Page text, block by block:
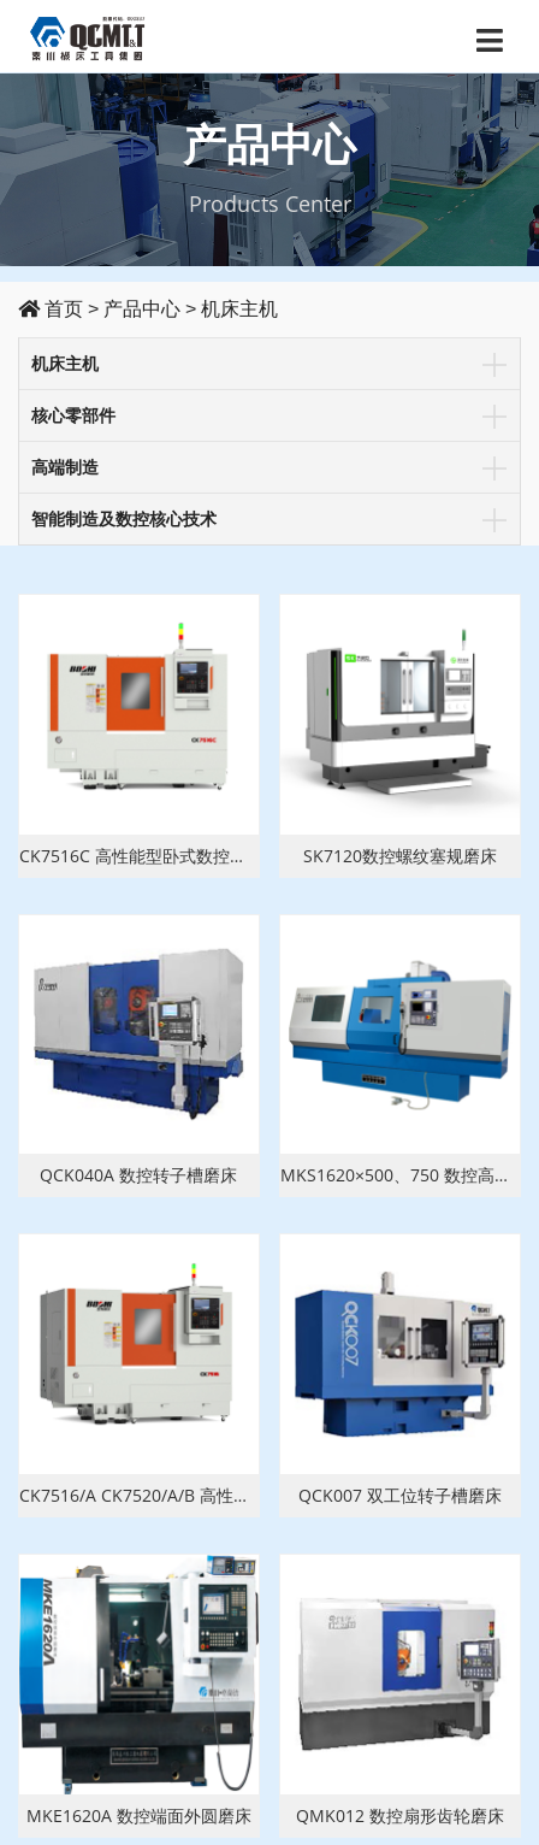
产品中心
Products Center
首页 > 产品中心 > 机床主机
机床主机
核心零部件
高端制造
智能制造及数控核心技术
CK7516C 高性能型卧式数控车床 SK7120数控螺纹塞规磨床
QCK040A 数控转子槽磨床 MKS1620×500、750 数控高速端面外圆磨床
CK7516/A CK7520/A/B 高性能型卧式数控车床 QCK007 双工位转子槽磨床
MKE1620A 数控端面外圆磨床 QMK012 数控扇形齿轮磨床